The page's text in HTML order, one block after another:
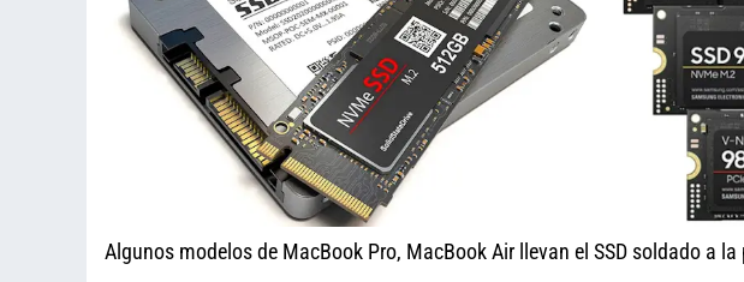
Algunos modelos de MacBook Pro, MacBook Air llevan el SSD soldado a